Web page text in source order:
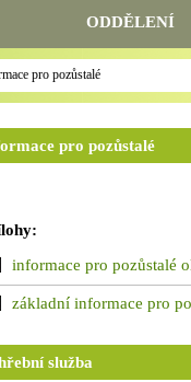
ODDĚLENÍ
pro pozůstalé
pro pozůstalé
informace pro pozůstalé
základní informace pro
služba